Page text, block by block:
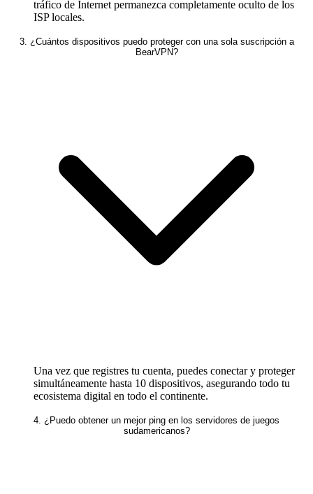
tráfico de Internet permanezca completamente oculto de los
ISP locales.
3. ¿Cuántos dispositivos puedo proteger con una sola suscripción a
BearVPN?
Una vez que registres tu cuenta, puedes conectar y proteger
simultáneamente hasta 10 dispositivos, asegurando todo tu
ecosistema digital en todo el continente.
4. ¿Puedo obtener un mejor ping en los servidores de juegos
sudamericanos?